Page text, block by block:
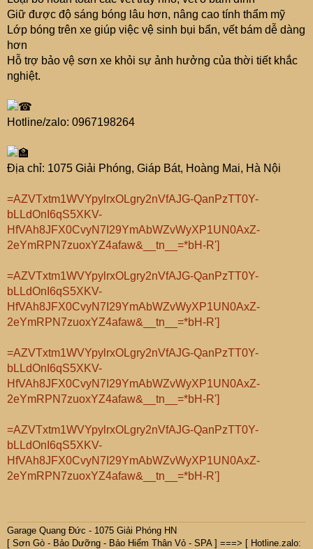
Giữ được độ sáng bóng lâu hơn, nâng cao tính thẩm mỹ
Lớp bóng trên xe giúp việc vệ sinh bụi bẩn, vết bám dễ dàng
hơn
Hỗ trợ bảo vệ sơn xe khỏi sự ảnh hưởng của thời tiết khắc
nghiệt.
Hotline/zalo: 0967198264
Địa chỉ: 1075 Giải Phóng, Giáp Bát, Hoàng Mai, Hà Nội
=AZVTxtm1WVYpylrxOLgry2nVfAJG-QanPzTT0Y-
bLLdOnI6qS5XKV-
HfVAh8JFX0CvyN7I29YmAbWZvWyXP1UN0AxZ-
2eYmRPN7zuoxYZ4afaw&__tn__=*bH-R']
=AZVTxtm1WVYpylrxOLgry2nVfAJG-QanPzTT0Y-
bLLdOnI6qS5XKV-
HfVAh8JFX0CvyN7I29YmAbWZvWyXP1UN0AxZ-
2eYmRPN7zuoxYZ4afaw&__tn__=*bH-R']
=AZVTxtm1WVYpylrxOLgry2nVfAJG-QanPzTT0Y-
bLLdOnI6qS5XKV-
HfVAh8JFX0CvyN7I29YmAbWZvWyXP1UN0AxZ-
2eYmRPN7zuoxYZ4afaw&__tn__=*bH-R']
=AZVTxtm1WVYpylrxOLgry2nVfAJG-QanPzTT0Y-
bLLdOnI6qS5XKV-
HfVAh8JFX0CvyN7I29YmAbWZvWyXP1UN0AxZ-
2eYmRPN7zuoxYZ4afaw&__tn__=*bH-R']
Garage Quang Đức - 1075 Giải Phóng HN
[ Sơn Gò - Bảo Dưỡng - Bảo Hiểm Thân Vỏ - SPA ] ===> [ Hotline.zalo: